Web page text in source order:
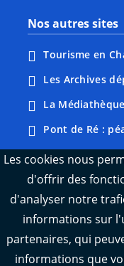
Nos autres sites
Tourisme en
Les Archives
La
Pont de Ré :
Webcams : Ré
Webcams :
Manger 17
L'Observatoire
Les cookies nous
d'offrir des
d'analyser notre
informations sur
partenaires, qui
informations que